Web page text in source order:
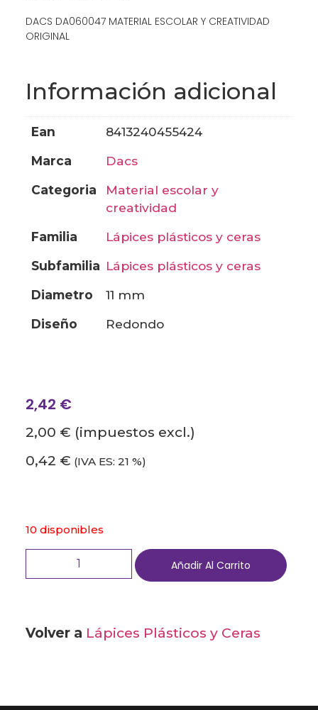
DACS DA060047 MATERIAL ESCOLAR Y CREATIVIDAD
ORIGINAL
Información adicional
ean
8413240455424
marca
dacs
categoria
material escolar y
creatividad
familia
lápices plásticos y ceras
subfamilia
lápices plásticos y ceras
diametro
11 mm
diseño
redondo
2,42 €
2,00 € (impuestos excl.)
0,42 € (IVA ES: 21 %)
10 disponibles
Añadir Al Carrito
Volver a Lápices Plásticos y Ceras